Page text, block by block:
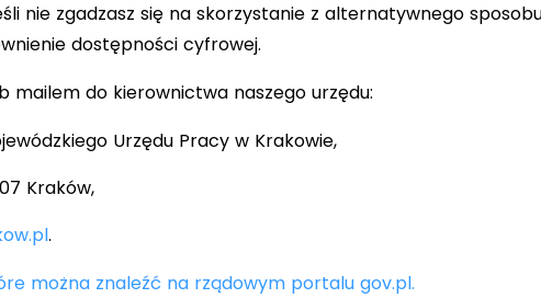
nie zgadzasz się na skorzystanie z alternatywnego
dostępności cyfrowej.
mailem do kierownictwa naszego urzędu:
Urzędu Pracy w Krakowie,
Kraków,
.
można znaleźć na rządowym portalu gov.pl.